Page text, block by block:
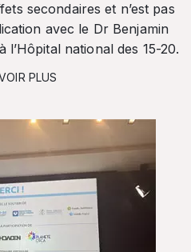
secondaires et n’est pas
avec le Dr Benjamin
l’Hôpital national des 15-20.
PLUS